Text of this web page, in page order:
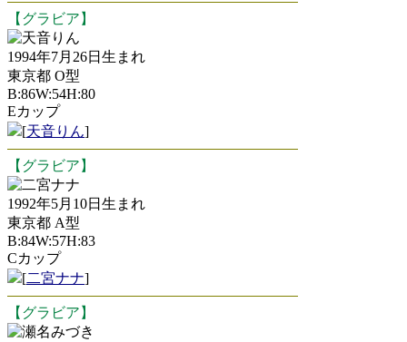
【グラビア】
天音りん
1994年7月26日生まれ
東京都 O型
B:86W:54H:80
Eカップ
[天音りん]
【グラビア】
二宮ナナ
1992年5月10日生まれ
東京都 A型
B:84W:57H:83
Cカップ
[二宮ナナ]
【グラビア】
瀬名みづき